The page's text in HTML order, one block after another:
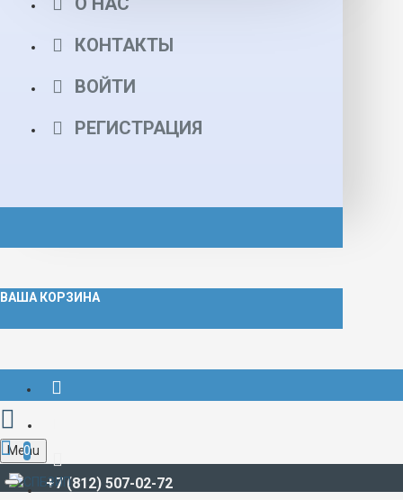
КОНТАКТЫ
ВОЙТИ
РЕГИСТРАЦИЯ
ВАША КОРЗИНА
+7 (812) 507-02-72
Menu
0